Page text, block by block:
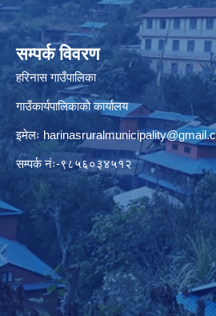
सम्पर्क विवरण
हरिनास गाउँपालिका
गाउँकार्यपालिकाको कार्यालय
इमेलः
सम्पर्क नंः-९८५६०३४५१२